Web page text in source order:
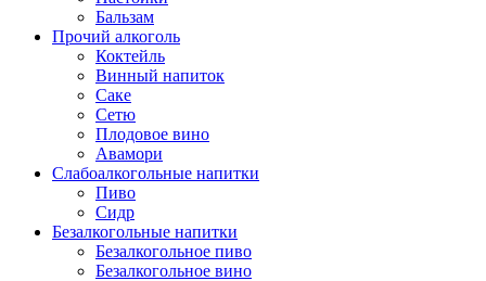
Бальзам
Прочий алкоголь
Коктейль
Винный напиток
Саке
Сетю
Плодовое вино
Авамори
Слабоалкогольные напитки
Пиво
Сидр
Безалкогольные напитки
Безалкогольное пиво
Безалкогольное вино